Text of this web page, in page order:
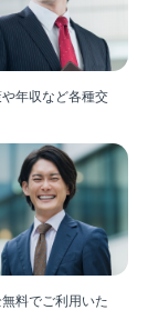
年収など各種交
料でご利用いた